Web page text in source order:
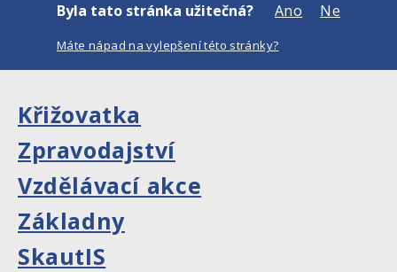
Byla tato stránka užitečná? Ano Ne
Máte nápad na vylepšení této stránky?
Křižovatka
Zpravodajství
Vzdělávací akce
Základny
SkautIS